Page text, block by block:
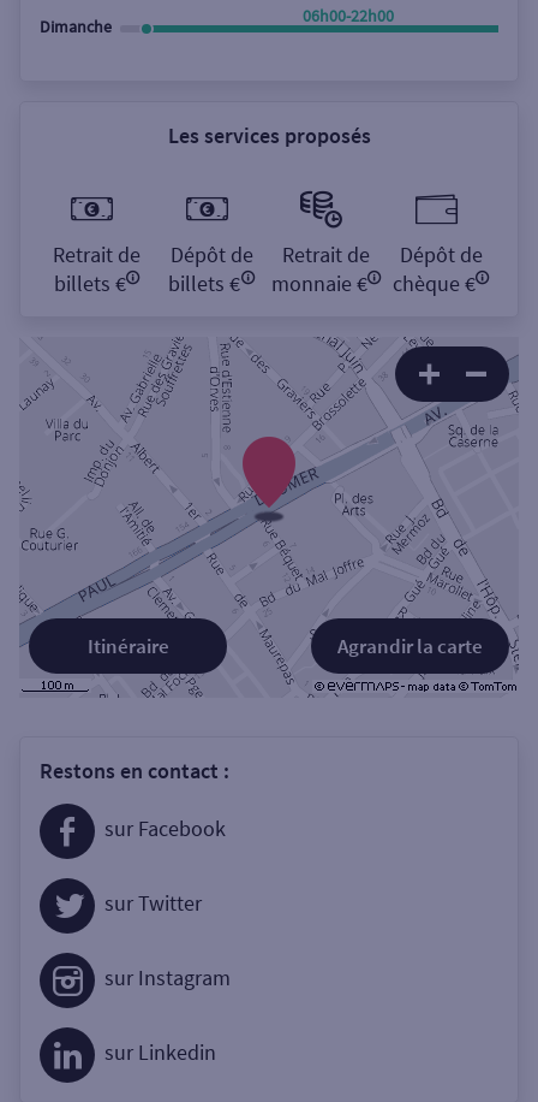
Dimanche
06h00-22h00
Les services proposés
Retrait de
billets €
Dépôt de
billets €
Retrait de
monnaie €
Dépôt de
chèque €
Agrandir la carte
Itinéraire
Restons en contact :
sur Facebook
sur Twitter
sur Instagram
sur Linkedin